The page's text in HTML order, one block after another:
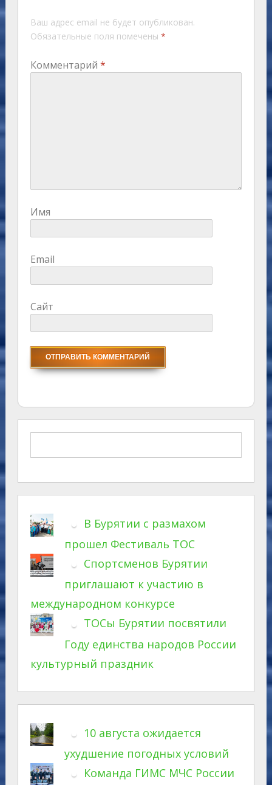
Ваш адрес email не будет опубликован.
Обязательные поля помечены *
Комментарий *
Имя
Email
Сайт
В Бурятии с размахом
прошел Фестиваль ТОС
Спортсменов Бурятии
приглашают к участию в
международном конкурсе
ТОСы Бурятии посвятили
Году единства народов России
культурный праздник
10 августа ожидается
ухудшение погодных условий
Команда ГИМС МЧС России